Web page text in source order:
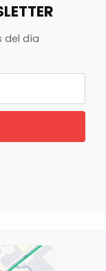
del día